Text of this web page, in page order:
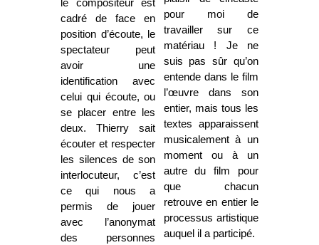
le compositeur est
cadré de face en
position d’écoute, le
spectateur peut
avoir une
identification avec
celui qui écoute, ou
se placer entre les
deux. Thierry sait
écouter et respecter
les silences de son
interlocuteur, c’est
ce qui nous a
permis de jouer
avec l’anonymat
des personnes
pour moi de
travailler sur ce
matériau ! Je ne
suis pas sûr qu’on
entende dans le film
l’œuvre dans son
entier, mais tous les
textes apparaissent
musicalement à un
moment ou à un
autre du film pour
que chacun
retrouve en entier le
processus artistique
auquel il a participé.